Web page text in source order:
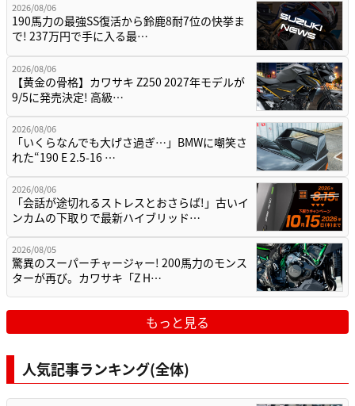
2026/08/06
190馬力の最強SS復活から鈴鹿8耐7位の快挙ま
で! 237万円で手に入る最…
2026/08/06
【黄金の骨格】カワサキ Z250 2027年モデルが
9/5に発売決定! 高級…
2026/08/06
「いくらなんでも大げさ過ぎ…」BMWに嘲笑さ
れた“190 E 2.5-16 …
2026/08/06
「会話が途切れるストレスとおさらば!」古いイ
ンカムの下取りで最新ハイブリッド…
2026/08/05
驚異のスーパーチャージャー! 200馬力のモンス
ターが再び。カワサキ「Z H…
もっと見る
人気記事ランキング(全体)